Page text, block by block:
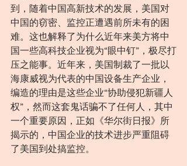
到，随着中国高新技术的发展，美国对
中国的窃密、监控正遭遇前所未有的困
难。这也解释了为什么近年来美方将中
国一些高科技企业视为“眼中钉”，极尽打
压之能事。近年来，美国制裁了一批以
海康威视为代表的中国设备生产企业，
编造的理由是这些企业“协助侵犯新疆人
权”，然而这套鬼话骗不了任何人，其中
一个重要原因，正如《华尔街日报》所
揭示的，中国企业的技术进步严重阻碍
了美国到处搞监控。